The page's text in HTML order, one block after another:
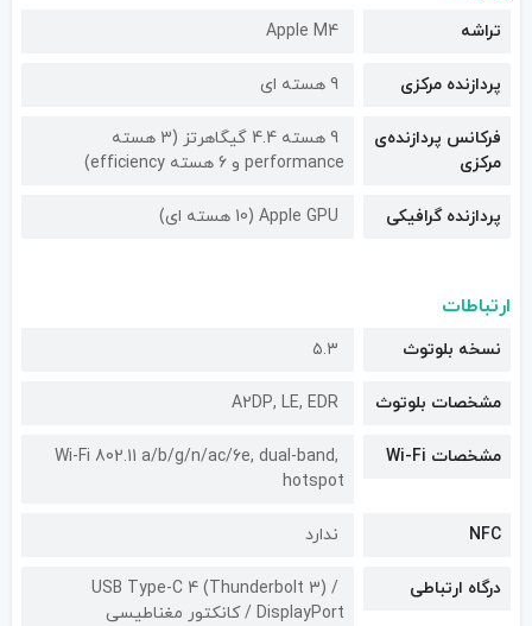
تراشه Apple M4
پردازنده مرکزی 9 هسته ای
فرکانس پردازنده‌ی
مرکزی
9 هسته 4.4 گیگاهرتز (3 هسته
performance و 6 هسته efficiency)
پردازنده گرافیکی Apple GPU (10 هسته ای)
ارتباطات
نسخه بلوتوث ۵.۳
مشخصات بلوتوث A2DP, LE, EDR
مشخصات Wi-Fi
Wi-Fi 802.11 a/b/g/n/ac/6e, dual-band,
hotspot
NFC ندارد
درگاه ارتباطی
USB Type-C 4 (Thunderbolt 3) /
DisplayPort / کانکتور مغناطیسی